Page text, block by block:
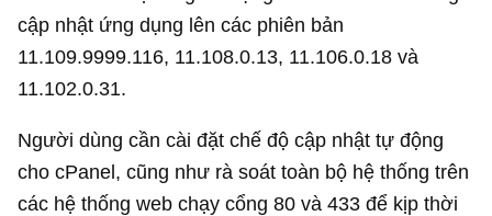
cập nhật ứng dụng lên các phiên bản
11.109.9999.116, 11.108.0.13, 11.106.0.18 và
11.102.0.31.
Người dùng cần cài đặt chế độ cập nhật tự động
cho cPanel, cũng như rà soát toàn bộ hệ thống trên
các hệ thống web chạy cổng 80 và 433 để kịp thời